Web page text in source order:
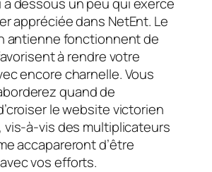
appréciée dans NetEnt. Le
antienne fonctionnent de
à rendre votre
encore charnelle. Vous
quand de
le website victorien
vis-à-vis des multiplicateurs
accapareront d’être
vos efforts.